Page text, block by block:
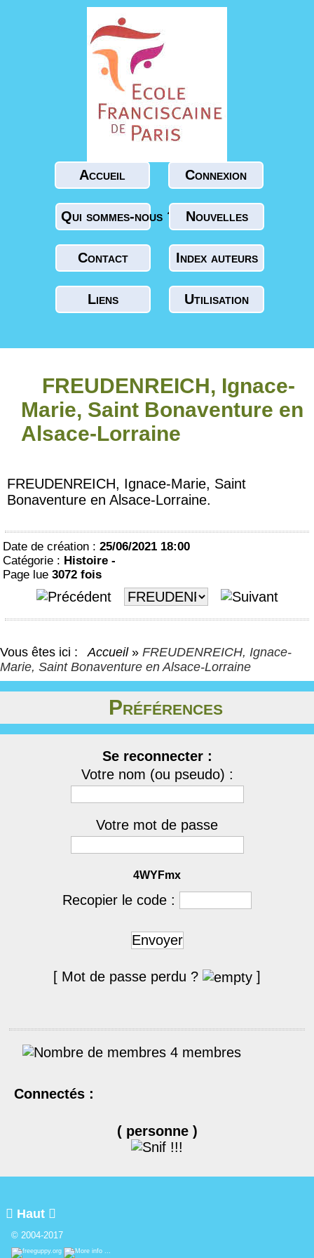
Accueil Connexion
Qui sommes-nous ? Nouvelles
Contact Index auteurs
Liens Utilisation
FREUDENREICH, Ignace-
Marie, Saint Bonaventure en
Alsace-Lorraine
FREUDENREICH, Ignace-Marie, Saint
Bonaventure en Alsace-Lorraine.
Date de création : 25/06/2021 18:00
Catégorie : Histoire -
Page lue 3072 fois
Vous êtes ici : Accueil » FREUDENREICH, Ignace-
Marie, Saint Bonaventure en Alsace-Lorraine
Préférences
Se reconnecter :
Votre nom (ou pseudo) :
Votre mot de passe
4WYFmx
Recopier le code :
Envoyer
[ Mot de passe perdu ? ]
4 membres
Connectés :
( personne )
 Haut 
© 2004-2017